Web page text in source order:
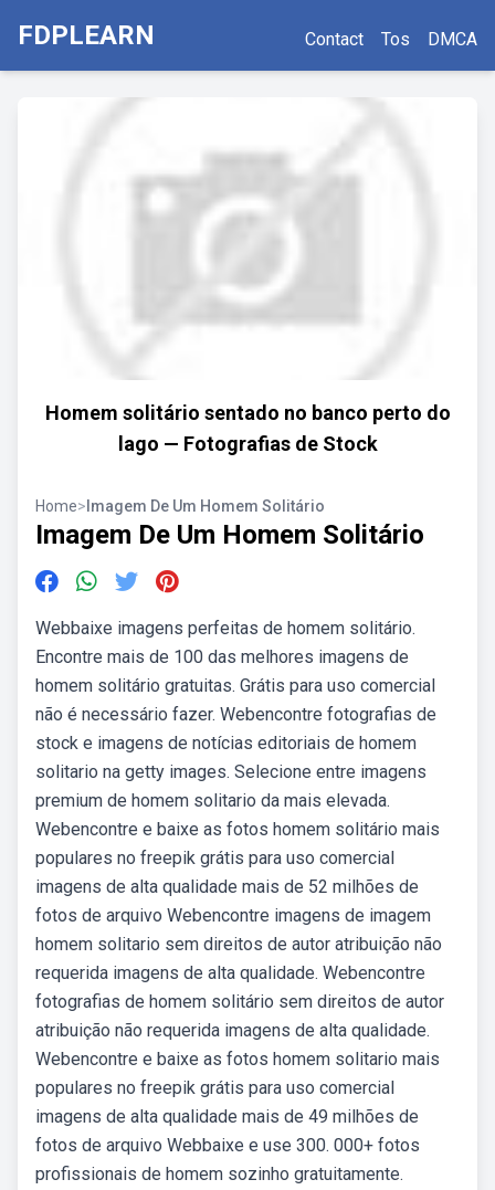
FDPLEARN Contact Tos DMCA
Homem solitário sentado no banco perto do
lago — Fotografias de Stock
Home> Imagem De Um Homem Solitário
Imagem De Um Homem Solitário
Webbaixe imagens perfeitas de homem solitário.
Encontre mais de 100 das melhores imagens de
homem solitário gratuitas. Grátis para uso comercial
não é necessário fazer. Webencontre fotografias de
stock e imagens de notícias editoriais de homem
solitario na getty images. Selecione entre imagens
premium de homem solitario da mais elevada.
Webencontre e baixe as fotos homem solitário mais
populares no freepik grátis para uso comercial
imagens de alta qualidade mais de 52 milhões de
fotos de arquivo Webencontre imagens de imagem
homem solitario sem direitos de autor atribuição não
requerida imagens de alta qualidade. Webencontre
fotografias de homem solitário sem direitos de autor
atribuição não requerida imagens de alta qualidade.
Webencontre e baixe as fotos homem solitario mais
populares no freepik grátis para uso comercial
imagens de alta qualidade mais de 49 milhões de
fotos de arquivo Webbaixe e use 300. 000+ fotos
profissionais de homem sozinho gratuitamente.